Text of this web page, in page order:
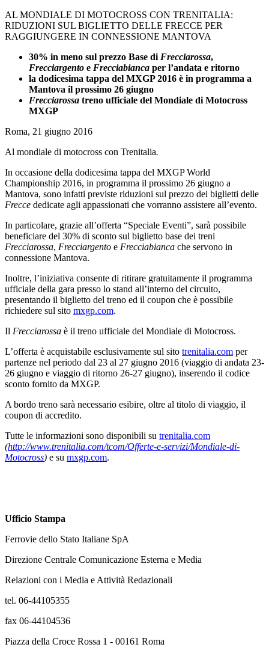
AL MONDIALE DI MOTOCROSS CON TRENITALIA:
RIDUZIONI SUL BIGLIETTO DELLE FRECCE PER
RAGGIUNGERE IN CONNESSIONE MANTOVA
30% in meno sul prezzo Base di Frecciarossa,
Frecciargento e Frecciabianca per l’andata e ritorno
la dodicesima tappa del MXGP 2016 è in programma a
Mantova il prossimo 26 giugno
Frecciarossa treno ufficiale del Mondiale di Motocross
MXGP
Roma, 21 giugno 2016
Al mondiale di motocross con Trenitalia.
In occasione della dodicesima tappa del MXGP World
Championship 2016, in programma il prossimo 26 giugno a
Mantova, sono infatti previste riduzioni sul prezzo dei biglietti delle
Frecce dedicate agli appassionati che vorranno assistere all’evento.
In particolare, grazie all’offerta “Speciale Eventi”, sarà possibile
beneficiare del 30% di sconto sul biglietto base dei treni
Frecciarossa, Frecciargento e Frecciabianca che servono in
connessione Mantova.
Inoltre, l’iniziativa consente di ritirare gratuitamente il programma
ufficiale della gara presso lo stand all’interno del circuito,
presentando il biglietto del treno ed il coupon che è possibile
richiedere sul sito mxgp.com.
Il Frecciarossa è il treno ufficiale del Mondiale di Motocross.
L’offerta è acquistabile esclusivamente sul sito trenitalia.com per
partenze nel periodo dal 23 al 27 giugno 2016 (viaggio di andata 23-
26 giugno e viaggio di ritorno 26-27 giugno), inserendo il codice
sconto fornito da MXGP.
A bordo treno sarà necessario esibire, oltre al titolo di viaggio, il
coupon di accredito.
Tutte le informazioni sono disponibili su trenitalia.com
(http://www.trenitalia.com/tcom/Offerte-e-servizi/Mondiale-di-
Motocross) e su mxgp.com.
Ufficio Stampa
Ferrovie dello Stato Italiane SpA
Direzione Centrale Comunicazione Esterna e Media
Relazioni con i Media e Attività Redazionali
tel. 06-44105355
fax 06-44104536
Piazza della Croce Rossa 1 - 00161 Roma